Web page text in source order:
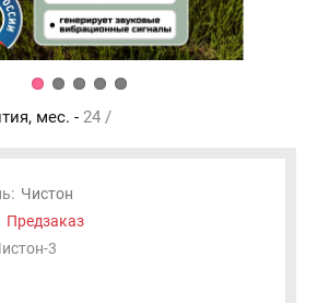
мес. - 24 /
Чистон
Предзаказ
3